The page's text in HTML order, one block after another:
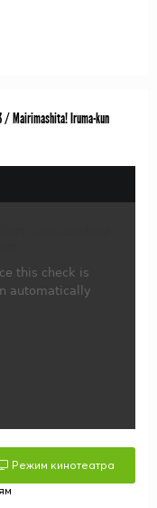
/ Mairimashita! Iruma-kun
Режим кинотеатра